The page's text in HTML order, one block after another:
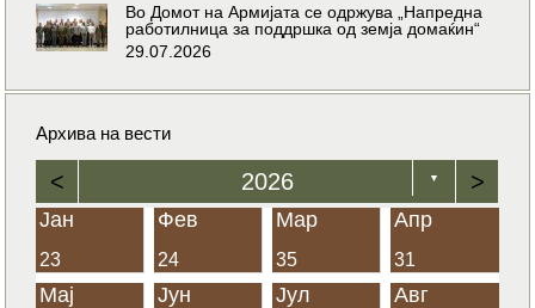
Во Домот на Армијата се одржува „Напредна
работилница за поддршка од земја домаќин“
29.07.2026
Архива на вести
< 2026 ▼ >
Јан
23
Фев
24
Мар
35
Апр
31
Мај Јун Јул Авг